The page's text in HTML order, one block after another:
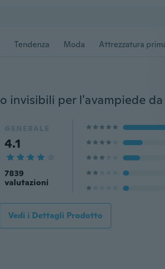
Tendenza Moda Attrezzatura
GENERALE
4.1
7839
valutazioni
Vedi i Dettagli Prodotto